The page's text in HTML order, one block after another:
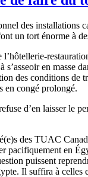
des installations
un tort énorme à
en masse
des conditions
en congé prolongé.
d’en laisser le
des TUAC
en
puissent
Il suffira à celles